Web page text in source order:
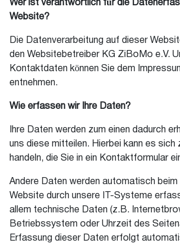
Wer ist verantwortlich für die
Website?
Die Datenverarbeitung auf dieser
den Websitebetreiber KG ZiBoMo e.V.
Kontaktdaten können Sie dem
entnehmen.
Wie erfassen wir Ihre Daten?
Ihre Daten werden zum einen dadurch
uns diese mitteilen. Hierbei kann es sich
handeln, die Sie in ein Kontaktformular
Andere Daten werden automatisch
Website durch unsere IT-Systeme
allem technische Daten (z.B.
Betriebssystem oder Uhrzeit des
Erfassung dieser Daten erfolgt